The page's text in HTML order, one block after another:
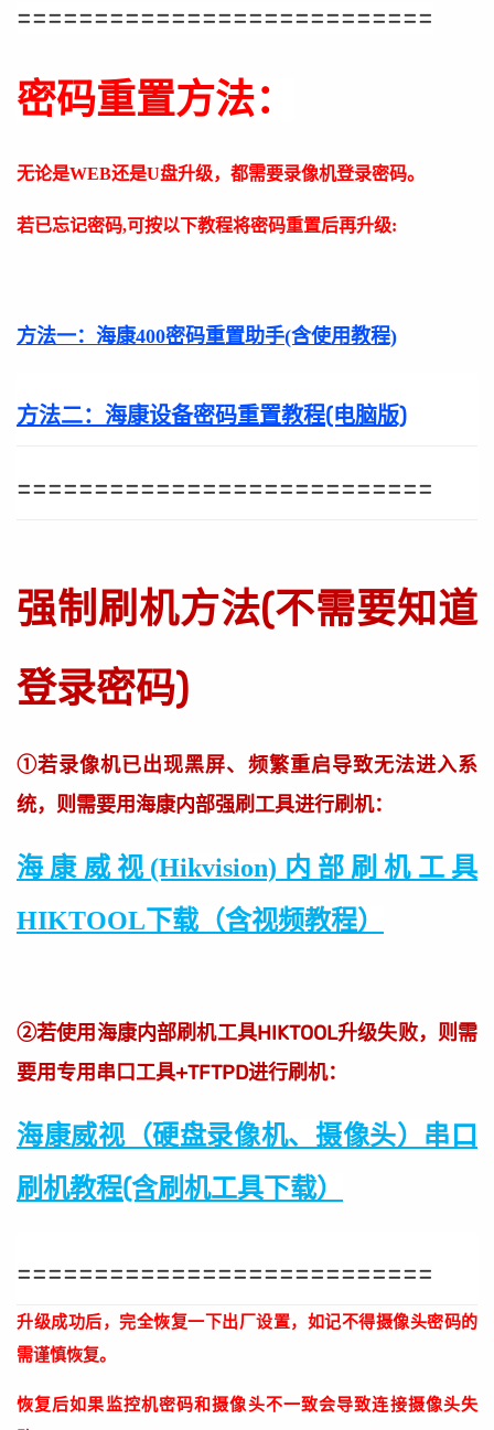
===========================
密码重置方法：
无论是WEB还是U盘升级，都需要录像机登录密码。
若已忘记密码,可按以下教程将密码重置后再升级:
方法一： 海康400密码重置助手(含使用教程)
方法二： 海康设备密码重置教程(电脑版)
===========================
强制刷机方法(不需要知道
登录密码)
①若录像机已出现黑屏、频繁重启导致无法进入系
统，则需要用海康内部强刷工具进行刷机：
海康威视(Hikvision)内部刷机工具
HIKTOOL下载（含视频教程）
②若使用海康内部刷机工具HIKTOOL升级失败，则需
要用专用串口工具+TFTPD进行刷机：
海康威视（硬盘录像机、摄像头）串口
刷机教程(含刷机工具下载）
===========================
升级成功后，完全恢复一下出厂设置，如记不得摄像头密码的
需谨慎恢复。
恢复后如果监控机密码和摄像头不一致会导致连接摄像头失